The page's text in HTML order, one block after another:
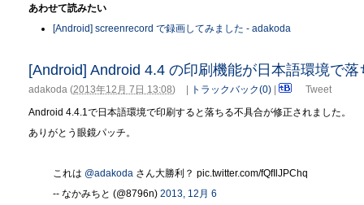
あわせて読みたい
[Android] screenrecord で録画してみました - adakoda
[Android] Android 4.4 の印刷機能が日本語環境で
adakoda (2013年12月 7日 13:08) トラックバック(0)
Tweet
Android 4.4.1で日本語環境で印刷すると落ちる不具合が修正されました。
ありがとう眼鏡パッチ。
これは @adakoda さん大勝利？ pic.twitter.com/fQfIlJPChq
-- なかみちと (@8796n) 2013, 12月 6